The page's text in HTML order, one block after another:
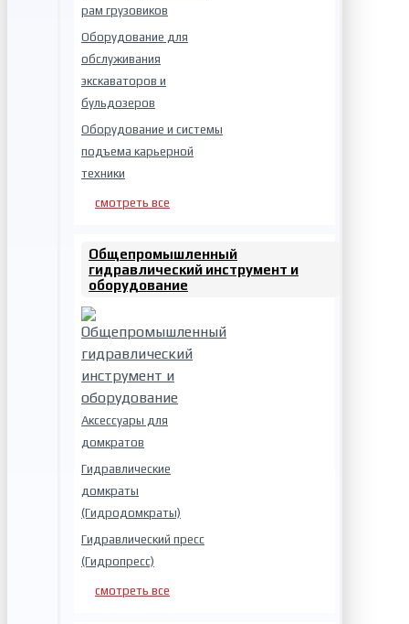
рам грузовиков
Оборудование для
обслуживания
экскаваторов и
бульдозеров
Оборудование и системы
подъема карьерной
техники
смотреть все
Общепромышленный
гидравлический инструмент и
оборудование
Аксессуары для
домкратов
Гидравлические
домкраты
(Гидродомкраты)
Гидравлический пресс
(Гидропресс)
смотреть все